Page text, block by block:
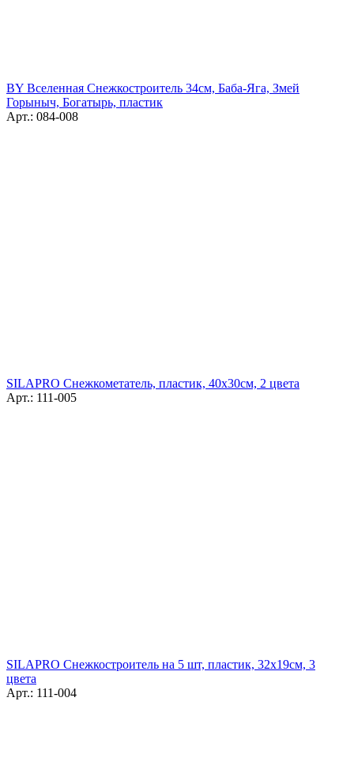
BY Вселенная Снежкостроитель 34см, Баба-Яга, Змей
Горыныч, Богатырь, пластик
Арт.: 084-008
SILAPRO Снежкометатель, пластик, 40х30см, 2 цвета
Арт.: 111-005
SILAPRO Снежкостроитель на 5 шт, пластик, 32х19см, 3
цвета
Арт.: 111-004